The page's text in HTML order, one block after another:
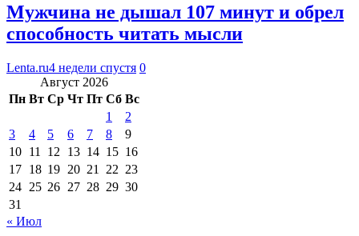
Мужчина не дышал 107 минут и обрел
способность читать мысли
Lenta.ru4 недели спустя 0
Август 2026
Пн Вт Ср Чт Пт Сб Вс
1
2
3
4 5 6 7 8
9
10 11 12 13 14 15 16
17 18 19 20 21 22 23
24 25 26 27 28 29 30
31
« Июл